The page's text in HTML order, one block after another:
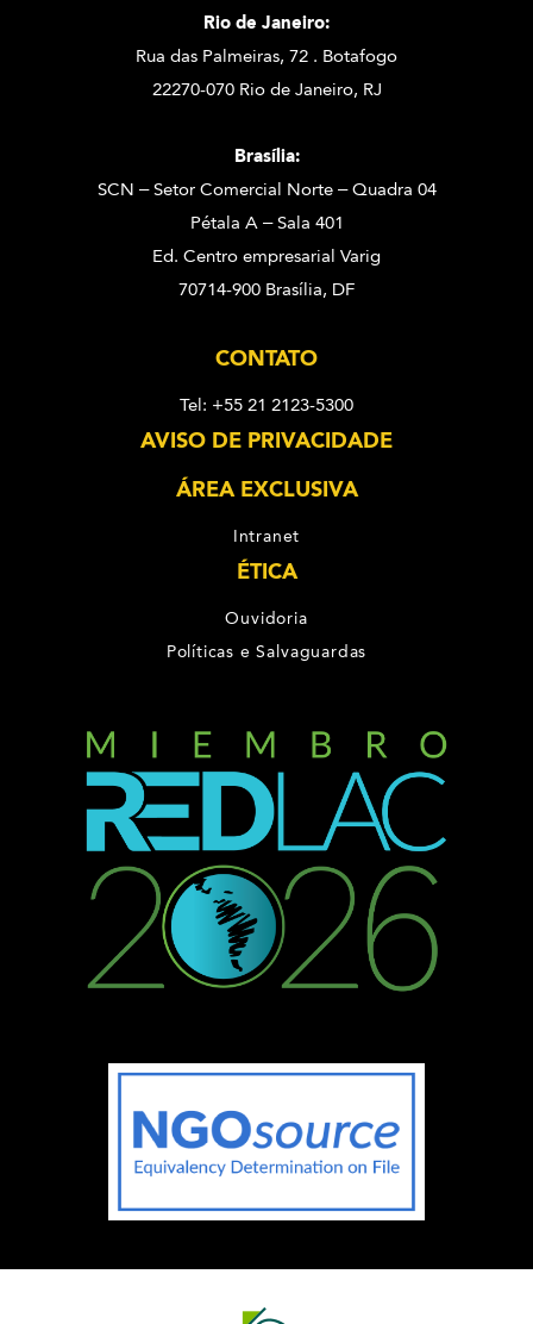
Rio de Janeiro:
Rua das Palmeiras, 72 . Botafogo
22270-070 Rio de Janeiro, RJ
Brasília:
SCN – Setor Comercial Norte – Quadra 04
Pétala A – Sala 401
Ed. Centro empresarial Varig
70714-900 Brasília, DF
CONTATO
Tel: +55 21 2123-5300
AVISO DE PRIVACIDADE
ÁREA EXCLUSIVA
Intranet
ÉTICA
Ouvidoria
Políticas e Salvaguardas